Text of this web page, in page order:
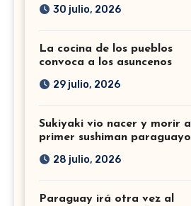
30 julio, 2026
La cocina de los pueblos
convoca a los asuncenos
29 julio, 2026
Sukiyaki vio nacer y morir al
primer sushiman paraguayo
28 julio, 2026
Paraguay irá otra vez al